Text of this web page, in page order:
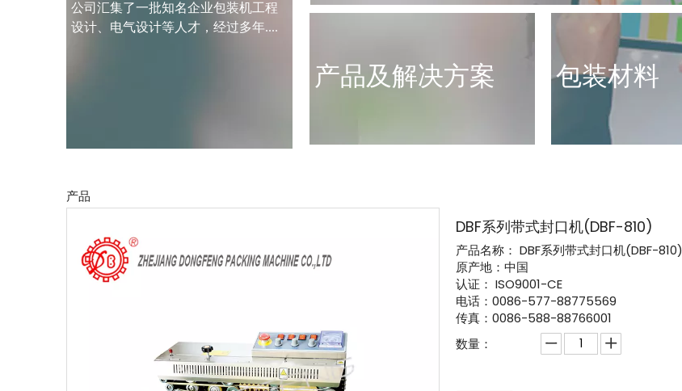
公司汇集了一批知名企业包装机工程
设计、电气设计等人才，经过多年....
产品及解决方案 包装材料
产品
DBF系列带式封口机(DBF-810)
产品名称： DBF系列带式封口机(DBF-810)
原产地：中国
认证： ISO9001-CE
电话：0086-577-88775569
传真：0086-588-88766001
数量：